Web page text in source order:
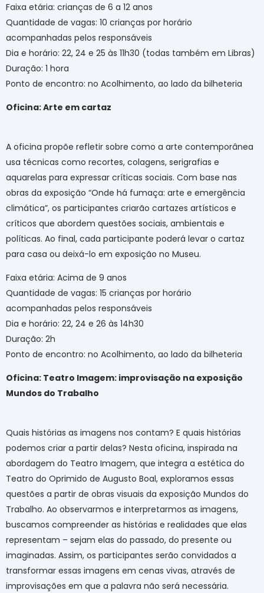
Faixa etária: crianças de 6 a 12 anos
Quantidade de vagas: 10 crianças por horário
acompanhadas pelos responsáveis
Dia e horário: 22, 24 e 25 às 11h30 (todas também em Libras)
Duração: 1 hora
Ponto de encontro: no Acolhimento, ao lado da bilheteria
Oficina: Arte em cartaz
A oficina propõe refletir sobre como a arte contemporânea
usa técnicas como recortes, colagens, serigrafias e
aquarelas para expressar críticas sociais. Com base nas
obras da exposição “Onde há fumaça: arte e emergência
climática”, os participantes criarão cartazes artísticos e
críticos que abordem questões sociais, ambientais e
políticas. Ao final, cada participante poderá levar o cartaz
para casa ou deixá-lo em exposição no Museu.
Faixa etária: Acima de 9 anos
Quantidade de vagas: 15 crianças por horário
acompanhadas pelos responsáveis
Dia e horário: 22, 24 e 26 às 14h30
Duração: 2h
Ponto de encontro: no Acolhimento, ao lado da bilheteria
Oficina: Teatro Imagem: improvisação na exposição
Mundos do Trabalho
Quais histórias as imagens nos contam? E quais histórias
podemos criar a partir delas? Nesta oficina, inspirada na
abordagem do Teatro Imagem, que integra a estética do
Teatro do Oprimido de Augusto Boal, exploramos essas
questões a partir de obras visuais da exposição Mundos do
Trabalho. Ao observarmos e interpretarmos as imagens,
buscamos compreender as histórias e realidades que elas
representam – sejam elas do passado, do presente ou
imaginadas. Assim, os participantes serão convidados a
transformar essas imagens em cenas vivas, através de
improvisações em que a palavra não será necessária.